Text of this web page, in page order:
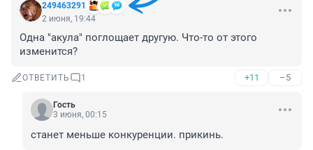
249463291
2 июня, 19:44
Одна "акула" поглощает другую. Что-то от этого
изменится?
ОТВЕТИТЬ 1 +11 –5
Гость
3 июня, 00:15
станет меньше конкуренции. прикинь.